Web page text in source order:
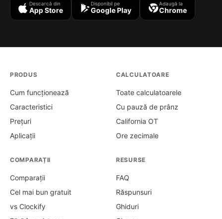
Descarcă din
App Store
Disponibil pe
Google Play
Adaugă la
Chrome
PRODUS
Cum funcționează
Caracteristici
Prețuri
Aplicații
CALCULATOARE
Toate calculatoarele
Cu pauză de prânz
California OT
Ore zecimale
COMPARAȚII
Comparații
Cel mai bun gratuit
vs Clockify
RESURSE
FAQ
Răspunsuri
Ghiduri